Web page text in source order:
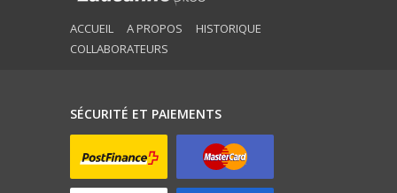
ACCUEIL A PROPOS
HISTORIQUE
COLLABORATEURS
SÉCURITÉ ET PAIEMENTS